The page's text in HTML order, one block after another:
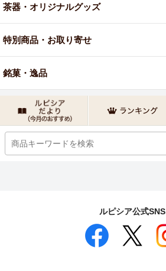
茶器・オリジナルグッズ
特別商品・お取り寄せ
銘菓・逸品
ルピシア公式SNS